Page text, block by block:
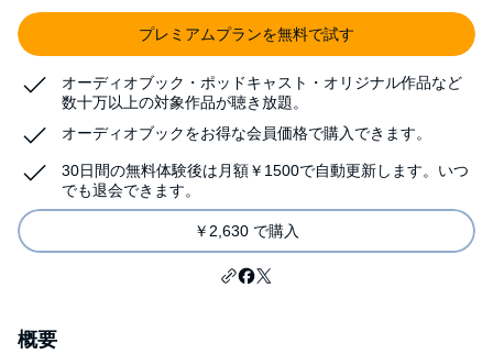
プレミアムプランを無料で試す
オーディオブック・ポッドキャスト・オリジナル作品など
数十万以上の対象作品が聴き放題。
オーディオブックをお得な会員価格で購入できます。
30日間の無料体験後は月額￥1500で自動更新します。いつ
でも退会できます。
￥2,630 で購入
概要